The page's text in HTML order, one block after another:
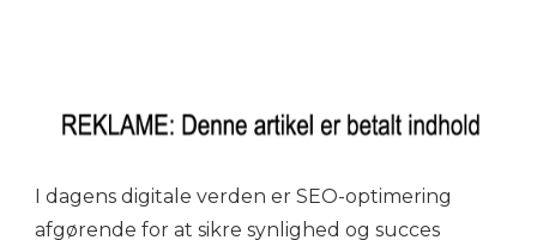
I dagens digitale verden er SEO-optimering
afgørende for at sikre synlighed og succes